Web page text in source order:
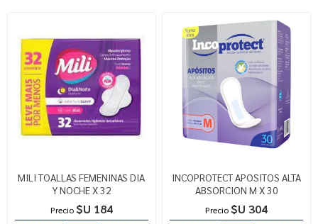
MILI TOALLAS FEMENINAS DIA
Y NOCHE X 32
Precio $U 184
INCOPROTECT APOSITOS ALTA
ABSORCION M X 30
Precio $U 304